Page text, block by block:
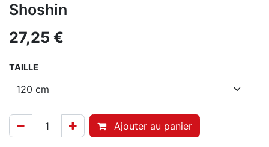
Shoshin
27,25 €
TAILLE
Ajouter au panier